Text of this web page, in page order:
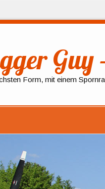
Guy
Form, mit einem